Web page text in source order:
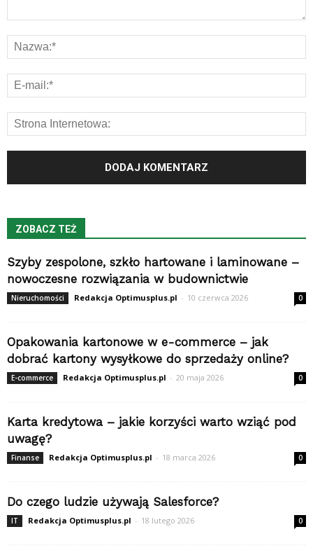
ZOBACZ TEŻ
Szyby zespolone, szkło hartowane i laminowane –
nowoczesne rozwiązania w budownictwie
Nieruchomości Redakcja Optimusplus.pl - 10 czerwca 2026 0
Opakowania kartonowe w e-commerce – jak
dobrać kartony wysyłkowe do sprzedaży online?
E-commerce Redakcja Optimusplus.pl - 20 maja 2026 0
Karta kredytowa – jakie korzyści warto wziąć pod
uwagę?
Finanse Redakcja Optimusplus.pl - 18 marca 2026 0
Do czego ludzie używają Salesforce?
IT Redakcja Optimusplus.pl - 18 lutego 2026 0